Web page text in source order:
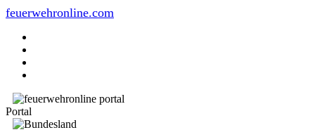
feuerwehronline.com
Portal